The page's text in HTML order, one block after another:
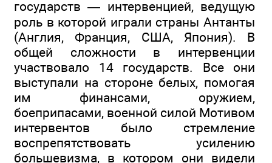
государств — интервенцией, ведущую
роль в которой играли страны Антанты
(Англия, Франция, США, Япония). В
общей сложности в интервенции
участвовало 14 государств. Все они
выступали на стороне белых, помогая
им финансами, оружием,
боеприпасами, военной силой Мотивом
интервентов было стремление
воспрепятствовать усилению
большевизма, в котором они видели